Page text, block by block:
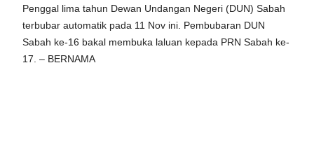
Penggal lima tahun Dewan Undangan Negeri (DUN) Sabah
terbubar automatik pada 11 Nov ini. Pembubaran DUN
Sabah ke-16 bakal membuka laluan kepada PRN Sabah ke-
17. – BERNAMA